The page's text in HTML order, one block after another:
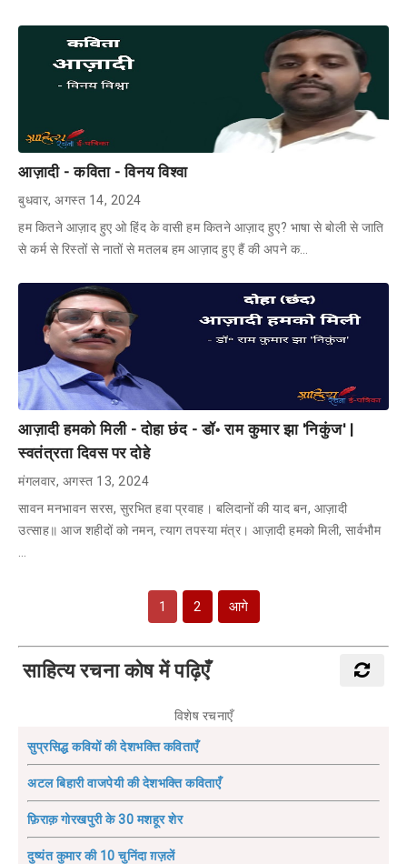
आज़ादी - कविता - विनय विश्वा
बुधवार, अगस्त 14, 2024
हम कितने आज़ाद हुए ओ हिंद के वासी हम कितने आज़ाद हुए? भाषा से बोली से जाति
से कर्म से रिस्तों से नातों से मतलब हम आज़ाद हुए हैं की अपने क…
आज़ादी हमको मिली - दोहा छंद - डॉ॰ राम कुमार झा 'निकुंज' |
स्वतंत्रता दिवस पर दोहे
मंगलवार, अगस्त 13, 2024
सावन मनभावन सरस, सुरभित हवा प्रवाह। बलिदानों की याद बन, आज़ादी
उत्साह॥ आज शहीदों को नमन, त्याग तपस्या मंत्र। आज़ादी हमको मिली, सार्वभौम
1 2 आगे
साहित्य रचना कोष में पढ़िएँ
विशेष रचनाएँ
सुप्रसिद्ध कवियों की देशभक्ति कविताएँ
अटल बिहारी वाजपेयी की देशभक्ति कविताएँ
फ़िराक़ गोरखपुरी के 30 मशहूर शेर
दुष्यंत कुमार की 10 चुनिंदा ग़ज़लें